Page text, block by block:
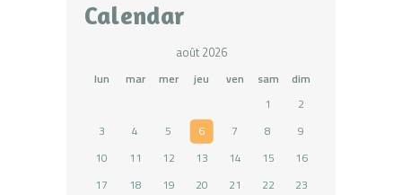
Calendar
août 2026
lun mar mer jeu ven sam
dim
1
2
3
4 5 6 7 8
9
10
11 12 13 14 15
16
17
18 19 20 21 22
23